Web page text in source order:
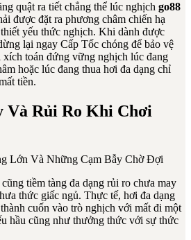
quật ra tiết chẳng thể lúc nghịch go88
được đặt ra phương châm chiến hạ
yếu thức nghịch. Khi dành được
lại ngay Cấp Tốc chóng để bảo vệ
xích toán đứng vững nghịch lúc đang
hoặc lúc đang thua hơi đa dạng chỉ
tiền.
Và Rủi Ro Khi Chơi
cũng tiềm tàng đa dạng rủi ro chưa may
thức giấc ngủ. Thực tế, hơi đa dạng
cuốn vào trò nghịch với mất đi một
hầu cũng như thưởng thức với sự thức